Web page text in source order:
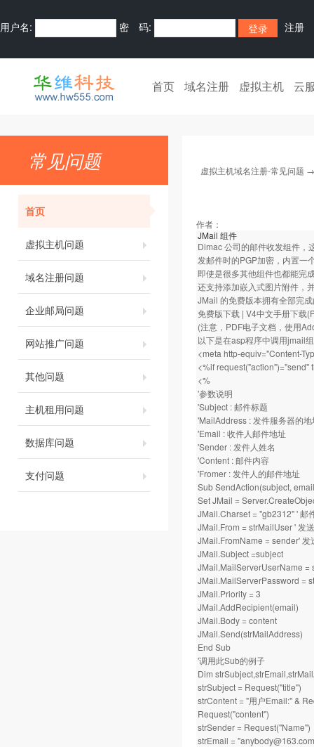
用户名: 密 码: 注册
首页 域名注册 虚拟主机 云
常见问题
首页
虚拟主机问题
域名注册问题
企业邮局问题
网站推广问题
其他问题
主机租用问题
数据库问题
支付问题
虚拟主机域名注册-常见问题
作者：
JMail 组件
Dimac 公司的邮件收发组件，
发邮件时的PGP加密，内置一
即使是很多其他组件也都能完
还支持添加嵌入式图片附件，
JMail 的免费版本拥有全部完
免费版下载 | V4中文手册下载
(注意，PDF电子文档，使用
以下是在asp程序中调用jmail
<meta http-equiv="Content-
<%if request("action")="send"
<%
'参数说明
'Subject : 邮件标题
'MailAddress : 发件服务器的
'Email : 收件人邮件地址
'Sender : 发件人姓名
'Content : 邮件内容
'Fromer : 发件人的邮件地址
Sub SendAction(subject,
Set JMail =
JMail.Charset = "gb2312" ' 邮
JMail.From = strMailUser ' 发
JMail.FromName = sender' 发
JMail.Subject =subject
JMail.MailServerUserName =
JMail.MailServerPassword =
JMail.Priority = 3
JMail.AddRecipient(email)
JMail.Body = content
JMail.Send(strMailAddress)
End Sub
'调用此Sub的例子
Dim
strSubject = Request("title")
strContent = "用户Email:" &
Request("content")
strSender = Request("Name")
strEmail =